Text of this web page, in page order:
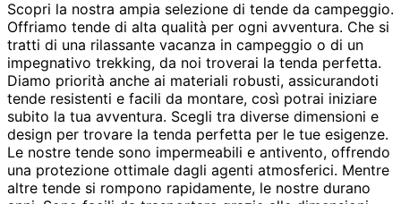
Scopri la nostra ampia selezione di tende da campeggio.
Offriamo tende di alta qualità per ogni avventura. Che si
tratti di una rilassante vacanza in campeggio o di un
impegnativo trekking, da noi troverai la tenda perfetta.
Diamo priorità anche ai materiali robusti, assicurandoti
tende resistenti e facili da montare, così potrai iniziare
subito la tua avventura. Scegli tra diverse dimensioni e
design per trovare la tenda perfetta per le tue esigenze.
Le nostre tende sono impermeabili e antivento, offrendo
una protezione ottimale dagli agenti atmosferici. Mentre
altre tende si rompono rapidamente, le nostre durano